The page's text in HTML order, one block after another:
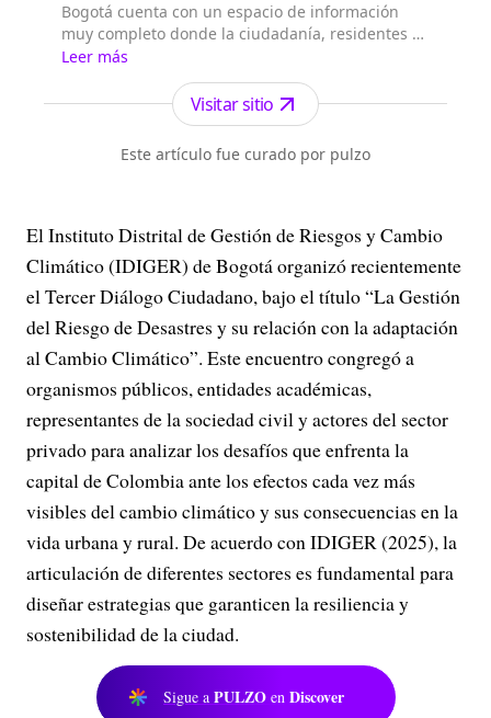
Bogotá cuenta con un espacio de información
muy completo donde la ciudadanía, residentes y
extranjeros pueden consultar la información que
les interesa sobre Bogotá, su historia, sus
localidades, la gestión y principales noticias de la
Administración Distrital.
Leer más
Visitar sitio
Este artículo fue curado por pulzo
El Instituto Distrital de Gestión de Riesgos y Cambio
Climático (IDIGER) de Bogotá organizó recientemente
el Tercer Diálogo Ciudadano, bajo el título “La Gestión
del Riesgo de Desastres y su relación con la adaptación
al Cambio Climático”. Este encuentro congregó a
organismos públicos, entidades académicas,
representantes de la sociedad civil y actores del sector
privado para analizar los desafíos que enfrenta la
capital de Colombia ante los efectos cada vez más
visibles del cambio climático y sus consecuencias en la
vida urbana y rural. De acuerdo con IDIGER (2025), la
articulación de diferentes sectores es fundamental para
diseñar estrategias que garanticen la resiliencia y
sostenibilidad de la ciudad.
Sigue a PULZO en Discover